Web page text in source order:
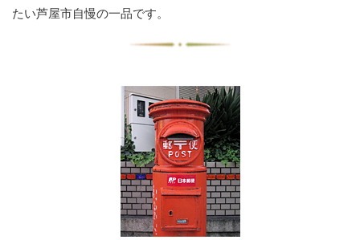
たい芦屋市自慢の一品です。